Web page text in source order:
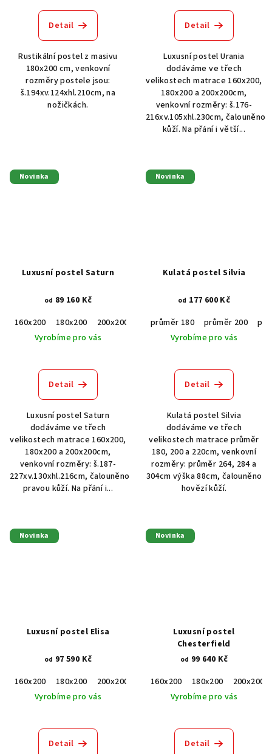
Detail
Rustikální postel z masivu
180x200 cm, venkovní
rozměry postele jsou:
š.194xv.124xhl.210cm, na
nožičkách.
Detail
Luxusní postel Urania
dodáváme ve třech
velikostech matrace 160x200,
180x200 a 200x200cm,
venkovní rozměry: š.176-
216xv.105xhl.230cm, čalouněno
kůží. Na přání i větší...
Novinka
Luxusní postel Saturn
od 89 160 Kč
160x200
180x200
200x200
Vyrobíme pro vás
Detail
Luxusní postel Saturn
dodáváme ve třech
velikostech matrace 160x200,
180x200 a 200x200cm,
venkovní rozměry: š.187-
227xv.130xhl.216cm, čalouněno
pravou kůží. Na přání i...
Novinka
Kulatá postel Silvia
od 177 600 Kč
průměr 180
průměr 200
Vyrobíme pro vás
Detail
Kulatá postel Silvia
dodáváme ve třech
velikostech matrace průměr
180, 200 a 220cm, venkovní
rozměry: průměr 264, 284 a
304cm výška 88cm, čalouněno
hovězí kůží.
Novinka
Luxusní postel Elisa
od 97 590 Kč
160x200
180x200
200x200
Vyrobíme pro vás
Detail
Novinka
Luxusní postel
Chesterfield
od 99 640 Kč
160x200
180x200
200x200
Vyrobíme pro vás
Detail